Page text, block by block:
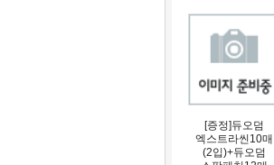
[증정]듀오덤
엑스트라씬10매
(2입)+듀오덤